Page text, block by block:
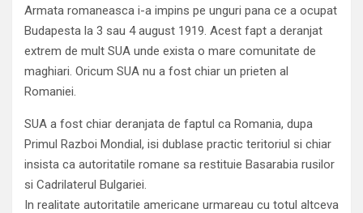
Armata romaneasca i-a impins pe unguri pana ce a ocupat
Budapesta la 3 sau 4 august 1919. Acest fapt a deranjat
extrem de mult SUA unde exista o mare comunitate de
maghiari. Oricum SUA nu a fost chiar un prieten al
Romaniei.
SUA a fost chiar deranjata de faptul ca Romania, dupa
Primul Razboi Mondial, isi dublase practic teritoriul si chiar
insista ca autoritatile romane sa restituie Basarabia rusilor
si Cadrilaterul Bulgariei.
In realitate autoritatile americane urmareau cu totul altceva